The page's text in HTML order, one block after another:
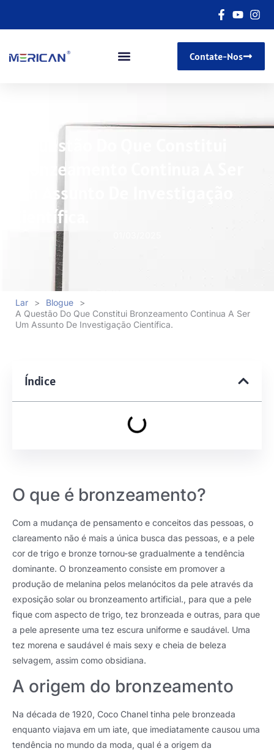
Contate-Nos
A Questão Do Que Constitui
Bronzeamento Continua A Ser
Um Assunto De Investigação
Científica.
Lar > Blogue
>
A Questão Do Que Constitui Bronzeamento Continua A Ser
Um Assunto De Investigação Científica.
Índice
O que é bronzeamento?
Com a mudança de pensamento e conceitos das pessoas, o
clareamento não é mais a única busca das pessoas, e a pele
cor de trigo e bronze tornou-se gradualmente a tendência
dominante. O bronzeamento consiste em promover a
produção de melanina pelos melanócitos da pele através da
exposição solar ou bronzeamento artificial., para que a pele
fique com aspecto de trigo, tez bronzeada e outras, para que
a pele apresente uma tez escura uniforme e saudável. Uma
tez morena e saudável é mais sexy e cheia de beleza
selvagem, assim como obsidiana.
A origem do bronzeamento
Na década de 1920, Coco Chanel tinha pele bronzeada
enquanto viajava em um iate, que imediatamente causou uma
tendência no mundo da moda, qual é a origem da